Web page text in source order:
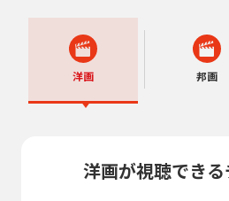
洋画 邦画
洋画が視聴でき